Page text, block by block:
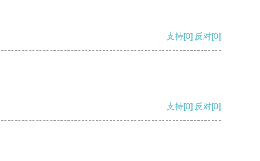
支持[0] 反对[0]
支持[0] 反对[0]